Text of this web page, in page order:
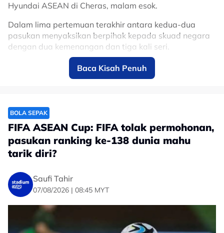
Hyundai ASEAN di Cheras, malam esok.
Dalam lima pertemuan terakhir antara kedua-dua
pasukan menyaksikan berpihak kepada skuad negara
dengan dua kemenangan dan tiga kali seri.
“Time to make history”, Carles Cuadrat,
🇵🇭🔥@ASTROARENA
pic.twitter.com/IX8p4LjGLc
— Zulhelmi Zainal Azam
(@zulhelmizainal1)
Menerusi wartawan Astro Arena, berkongsikan: "Masa
untuk cipta sejarah", Carles Cuadrat, jurulatih Filipina
mahu tamatkan kemarau kemenangan ke atas
Harimau Malaya." kongsinya.
Baca Kisah Penuh
BOLA SEPAK
FIFA ASEAN Cup: FIFA tolak permohonan,
pasukan ranking ke-138 dunia mahu
tarik diri?
Saufi Tahir
07/08/2026 | 08:45 MYT